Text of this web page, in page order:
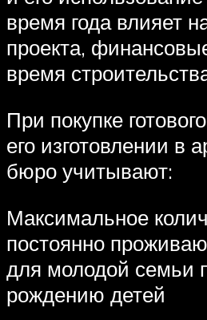
время года влияет
проекта,
время
При покупке
его изготовлении в
бюро учитывают:
Максимальное
постоянно
для молодой семьи
рождению детей